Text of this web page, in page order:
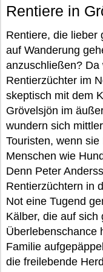
Rentiere in
Rentiere, die lieber
auf Wanderung
anzuschließen? Da
Rentierzüchter im
skeptisch mit dem
Grövelsjön im
wundern sich
Touristen, wenn
Menschen wie
Denn Peter
Rentierzüchtern in
Not eine Tugend
Kälber, die auf sich
Überlebenschance
Familie
die freilebende